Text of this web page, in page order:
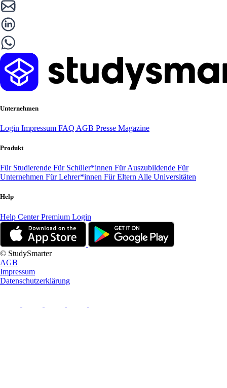
Unternehmen
Login Impressum FAQ AGB Presse Magazine
Produkt
Für Studierende Für Schüler*innen Für Auszubildende Für
Unternehmen Für Lehrer*innen Für Eltern Alle Universitäten
Help
Help CenterPremium Login
© StudySmarter
AGB
Impressum
Datenschutzerklärung